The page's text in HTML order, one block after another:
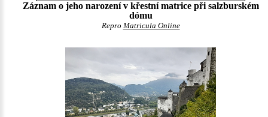
Záznam o jeho narození v křestní matrice při salzburském
dómu
Repro Matricula Online